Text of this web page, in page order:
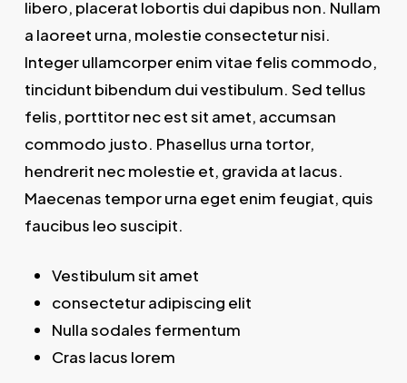
libero, placerat lobortis dui dapibus non. Nullam
a laoreet urna, molestie consectetur nisi.
Integer ullamcorper enim vitae felis commodo,
tincidunt bibendum dui vestibulum. Sed tellus
felis, porttitor nec est sit amet, accumsan
commodo justo. Phasellus urna tortor,
hendrerit nec molestie et, gravida at lacus.
Maecenas tempor urna eget enim feugiat, quis
faucibus leo suscipit.
Vestibulum sit amet
consectetur adipiscing elit
Nulla sodales fermentum
Cras lacus lorem